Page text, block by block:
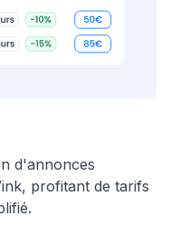
d'annonces
profitant de tarifs